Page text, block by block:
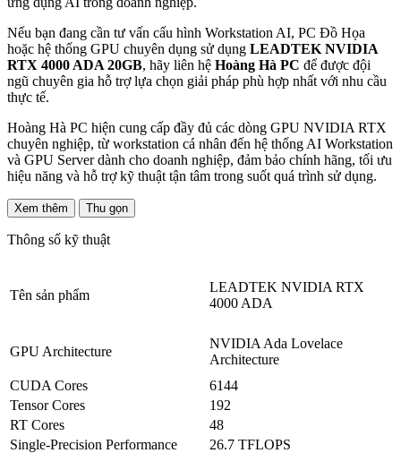
Nếu bạn đang cần tư vấn cấu hình Workstation AI, PC Đồ Họa
hoặc hệ thống GPU chuyên dụng sử dụng LEADTEK NVIDIA
RTX 4000 ADA 20GB, hãy liên hệ Hoàng Hà PC để được đội
ngũ chuyên gia hỗ trợ lựa chọn giải pháp phù hợp nhất với nhu cầu
thực tế.
Hoàng Hà PC hiện cung cấp đầy đủ các dòng GPU NVIDIA RTX
chuyên nghiệp, từ workstation cá nhân đến hệ thống AI Workstation
và GPU Server dành cho doanh nghiệp, đảm bảo chính hãng, tối ưu
hiệu năng và hỗ trợ kỹ thuật tận tâm trong suốt quá trình sử dụng.
Xem thêm Thu gọn
Thông số kỹ thuật
Tên sản phẩm
LEADTEK NVIDIA RTX
4000 ADA
GPU Architecture
NVIDIA Ada Lovelace
Architecture
CUDA Cores
6144
Tensor Cores
192
RT Cores
48
Single-Precision Performance
26.7 TFLOPS